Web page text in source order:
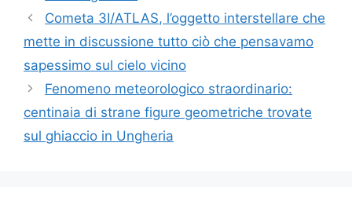
Cometa 3I/ATLAS, l’oggetto interstellare che
mette in discussione tutto ciò che pensavamo
sapessimo sul cielo vicino
Fenomeno meteorologico straordinario:
centinaia di strane figure geometriche trovate
sul ghiaccio in Ungheria